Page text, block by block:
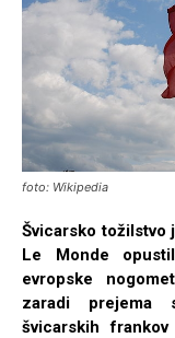
foto: Wikipedia
Švicarsko tožilstvo
Le Monde
evropske
zaradi prejema
švicarskih